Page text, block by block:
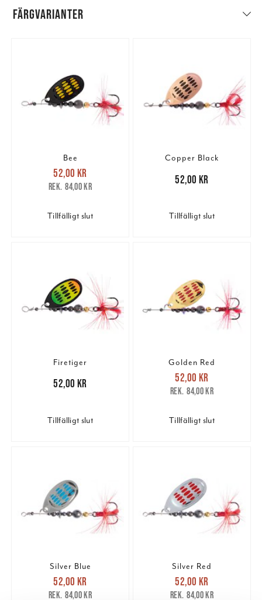
FÄRGVARIANTER
Bee
Nuvarande pris
52,00 krTidigare pris
84,00 kr
52,00 kr
84,00 kr
Tillfälligt slut
Copper Black
52,00 kr
52,00 kr
Tillfälligt slut
Firetiger
52,00 kr
52,00 kr
Tillfälligt slut
Golden Red
Nuvarande pris
52,00 krTidigare pris
84,00 kr
52,00 kr
84,00 kr
Tillfälligt slut
Silver Blue
Nuvarande pris
52,00 krTidigare pris
52,00 kr
84,00 kr
Silver Red
Nuvarande pris
52,00 krTidigare pris
52,00 kr
84,00 kr